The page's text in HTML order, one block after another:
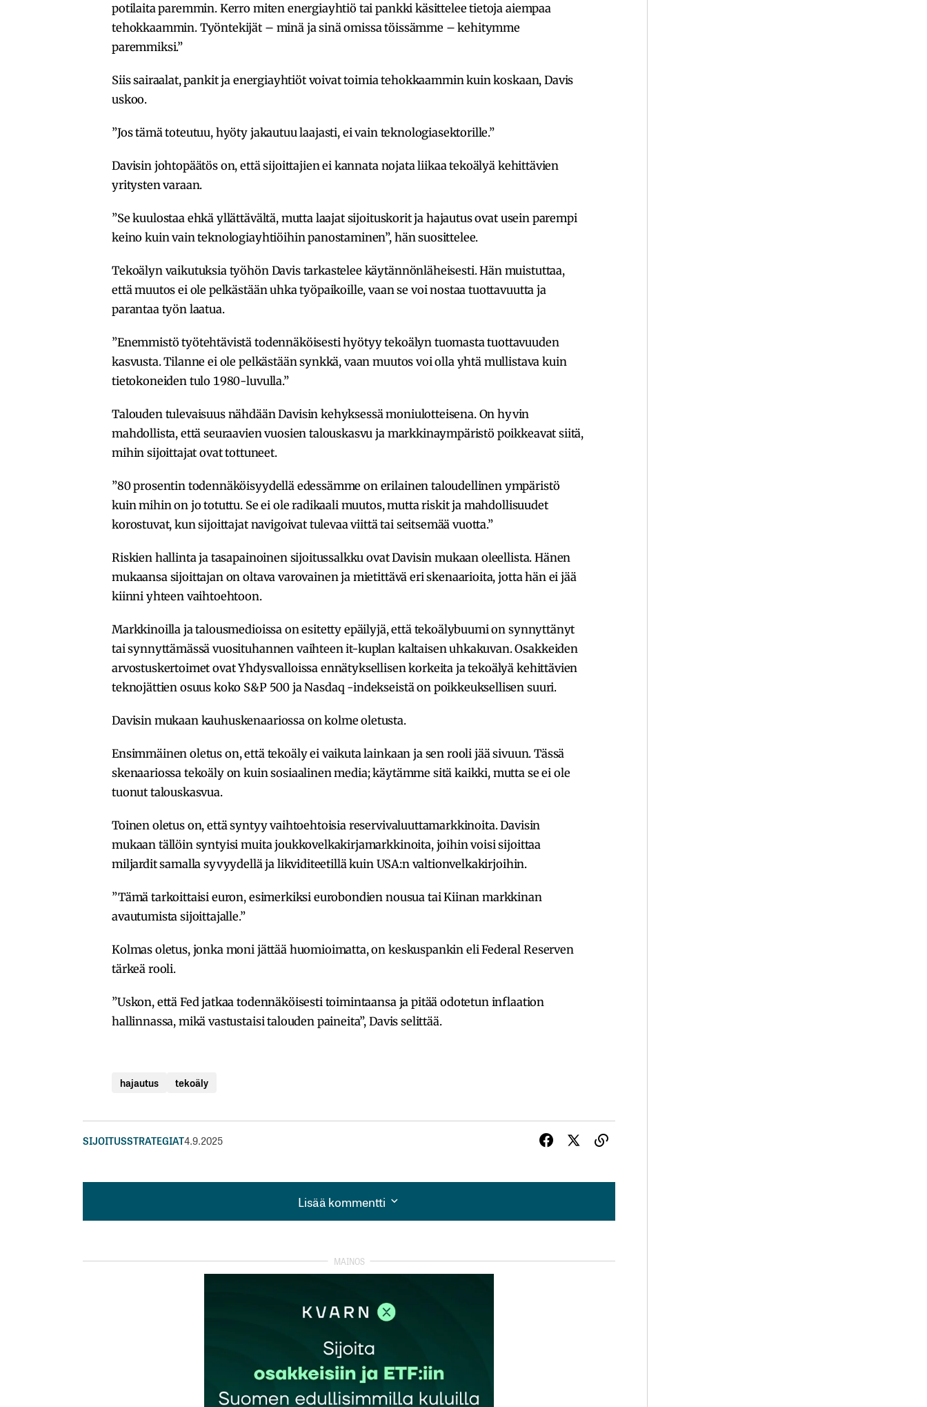
potilaita paremmin. Kerro miten energiayhtiö tai pankki käsittelee tietoja aiempaa
tehokkaammin. Työntekijät – minä ja sinä omissa töissämme – kehitymme
paremmiksi.”
Siis sairaalat, pankit ja energiayhtiöt voivat toimia tehokkaammin kuin koskaan, Davis
uskoo.
”Jos tämä toteutuu, hyöty jakautuu laajasti, ei vain teknologiasektorille.”
Davisin johtopäätös on, että sijoittajien ei kannata nojata liikaa tekoälyä kehittävien
yritysten varaan.
”Se kuulostaa ehkä yllättävältä, mutta laajat sijoituskorit ja hajautus ovat usein parempi
keino kuin vain teknologiayhtiöihin panostaminen”, hän suosittelee.
Tekoälyn vaikutuksia työhön Davis tarkastelee käytännönläheisesti. Hän muistuttaa,
että muutos ei ole pelkästään uhka työpaikoille, vaan se voi nostaa tuottavuutta ja
parantaa työn laatua.
”Enemmistö työtehtävistä todennäköisesti hyötyy tekoälyn tuomasta tuottavuuden
kasvusta. Tilanne ei ole pelkästään synkkä, vaan muutos voi olla yhtä mullistava kuin
tietokoneiden tulo 1980-luvulla.”
Talouden tulevaisuus nähdään Davisin kehyksessä moniulotteisena. On hyvin
mahdollista, että seuraavien vuosien talouskasvu ja markkinaympäristö poikkeavat siitä,
mihin sijoittajat ovat tottuneet.
”80 prosentin todennäköisyydellä edessämme on erilainen taloudellinen ympäristö
kuin mihin on jo totuttu. Se ei ole radikaali muutos, mutta riskit ja mahdollisuudet
korostuvat, kun sijoittajat navigoivat tulevaa viittä tai seitsemää vuotta.”
Riskien hallinta ja tasapainoinen sijoitussalkku ovat Davisin mukaan oleellista. Hänen
mukaansa sijoittajan on oltava varovainen ja mietittävä eri skenaarioita, jotta hän ei jää
kiinni yhteen vaihtoehtoon.
Markkinoilla ja talousmedioissa on esitetty epäilyjä, että tekoälybuumi on synnyttänyt
tai synnyttämässä vuosituhannen vaihteen it-kuplan kaltaisen uhkakuvan. Osakkeiden
arvostuskertoimet ovat Yhdysvalloissa ennätyksellisen korkeita ja tekoälyä kehittävien
teknojättien osuus koko S&P 500 ja Nasdaq -indekseistä on poikkeuksellisen suuri.
Davisin mukaan kauhuskenaariossa on kolme oletusta.
Ensimmäinen oletus on, että tekoäly ei vaikuta lainkaan ja sen rooli jää sivuun. Tässä
skenaariossa tekoäly on kuin sosiaalinen media; käytämme sitä kaikki, mutta se ei ole
tuonut talouskasvua.
Toinen oletus on, että syntyy vaihtoehtoisia reservivaluuttamarkkinoita. Davisin
mukaan tällöin syntyisi muita joukkovelkakirjamarkkinoita, joihin voisi sijoittaa
miljardit samalla syvyydellä ja likviditeetillä kuin USA:n valtionvelkakirjoihin.
”Tämä tarkoittaisi euron, esimerkiksi eurobondien nousua tai Kiinan markkinan
avautumista sijoittajalle.”
Kolmas oletus, jonka moni jättää huomioimatta, on keskuspankin eli Federal Reserven
tärkeä rooli.
”Uskon, että Fed jatkaa todennäköisesti toimintaansa ja pitää odotetun inflaation
hallinnassa, mikä vastustaisi talouden paineita”, Davis selittää.
hajautus tekoäly
SIJOITUSSTRATEGIAT4.9.2025
Lisää kommentti
Lisää kommentti
Pakolliset kentät on merkitty